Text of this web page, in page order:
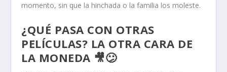
momento, sin que la hinchada o la familia los moleste.
¿QUÉ PASA CON OTRAS
PELÍCULAS? LA OTRA CARA DE
LA MONEDA 🎥😕